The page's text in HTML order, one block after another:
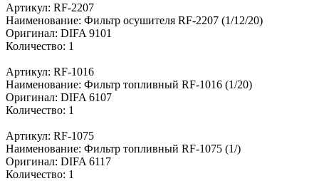
Артикул: RF-2207
Наименование: Фильтр осушителя RF-2207 (1/12/20)
Оригинал: DIFA 9101
Количество: 1
Артикул: RF-1016
Наименование: Фильтр топливный RF-1016 (1/20)
Оригинал: DIFA 6107
Количество: 1
Артикул: RF-1075
Наименование: Фильтр топливный RF-1075 (1/)
Оригинал: DIFA 6117
Количество: 1